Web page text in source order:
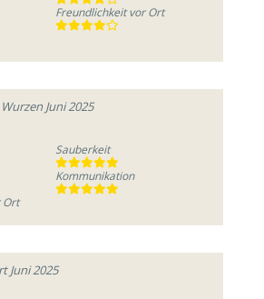
Freundlichkeit vor Ort
Juni 2025
Sauberkeit
Kommunikation
Ort
Juni 2025